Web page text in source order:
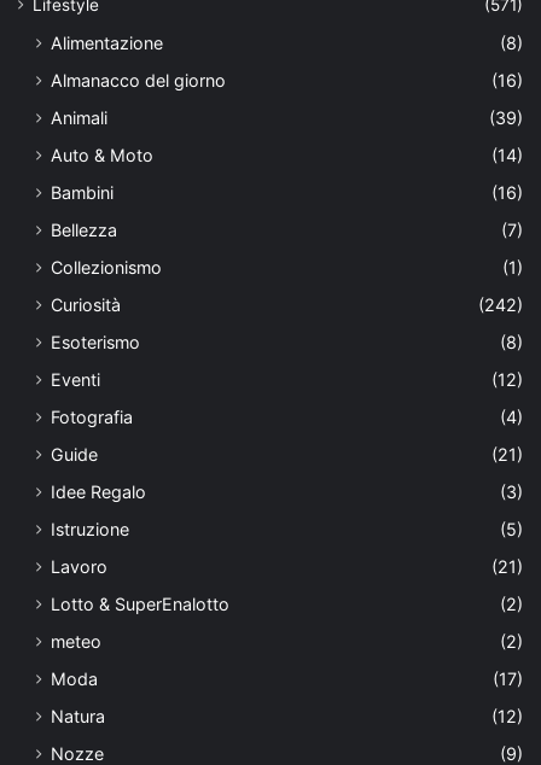
Lifestyle (571)
Alimentazione
(8)
Almanacco del giorno
(16)
Animali
(39)
Auto & Moto
(14)
Bambini
(16)
Bellezza
(7)
Collezionismo
(1)
Curiosità
(242)
Esoterismo
(8)
Eventi
(12)
Fotografia
(4)
Guide
(21)
Idee Regalo
(3)
Istruzione
(5)
Lavoro
(21)
Lotto & SuperEnalotto
(2)
meteo
(2)
Moda
(17)
Natura
(12)
Nozze
(9)